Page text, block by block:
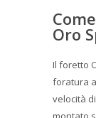
Oro
Il foretto
foratura
velocità